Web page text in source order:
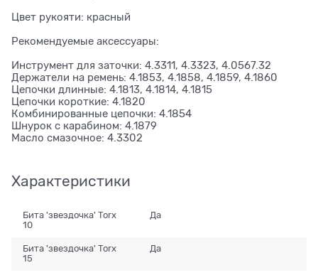
Цвет рукояти: красный
Рекомендуемые аксессуары:
Инструмент для заточки: 4.3311, 4.3323, 4.0567.32
Держатели на ремень: 4.1853, 4.1858, 4.1859, 4.1860
Цепочки длинные: 4.1813, 4.1814, 4.1815
Цепочки короткие: 4.1820
Комбинированные цепочки: 4.1854
Шнурок с карабином: 4.1879
Масло смазочное: 4.3302
Характеристики
Бита 'звездочка' Torx
10
Да
Бита 'звездочка' Torx
15
Да